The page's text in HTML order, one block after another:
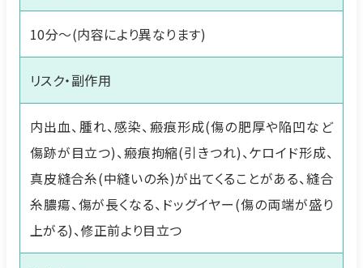
10分～(内容により異なります)
リスク・副作用
内出血、腫れ、感染、瘢痕形成(傷の肥厚や陥凹など
傷跡が目立つ)、瘢痕拘縮(引きつれ)、ケロイド形成、
真皮縫合糸(中縫いの糸)が出てくることがある、縫合
糸膿瘍、傷が長くなる、ドッグイヤー(傷の両端が盛り
上がる)、修正前より目立つ